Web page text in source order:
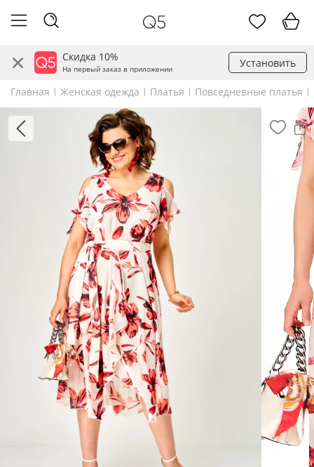
Скидка 10%
На первый заказ в приложении Установить
Главная Женская одежда Платья Повседневные платья